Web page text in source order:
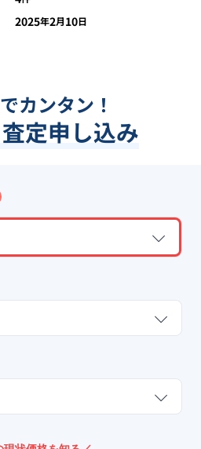
2025年2月10日
カンタン！
査定申し込み